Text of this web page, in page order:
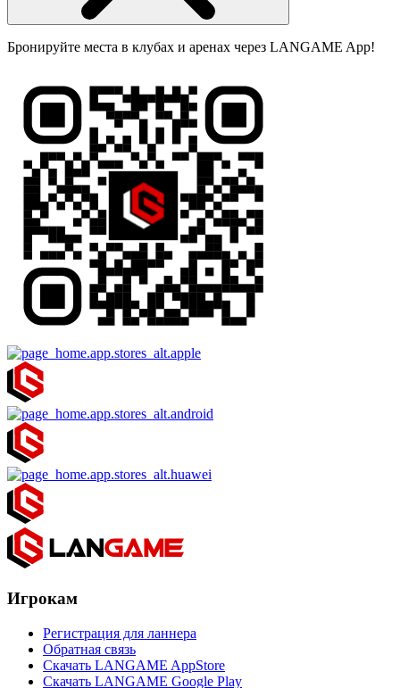
Бронируйте места в клубах и аренах через LANGAME App!
Игрокам
Регистрация для ланнера
Обратная связь
Скачать LANGAME AppStore
Скачать LANGAME Google Play